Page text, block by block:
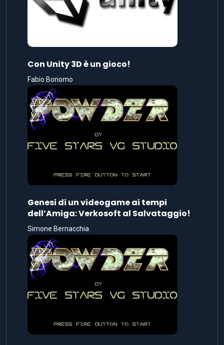
Con Unity 3D è un gioco!
Fabio Bonomo
Genesi di un videogame ai tempi
dell’Amiga: Verkosoft al Salvataggio!
Simone Bernacchia